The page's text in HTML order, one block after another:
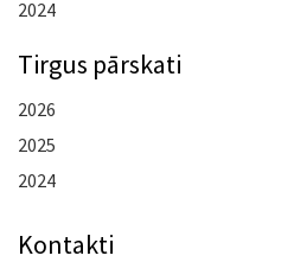
2024
Tirgus pārskati
2026
2025
2024
Kontakti